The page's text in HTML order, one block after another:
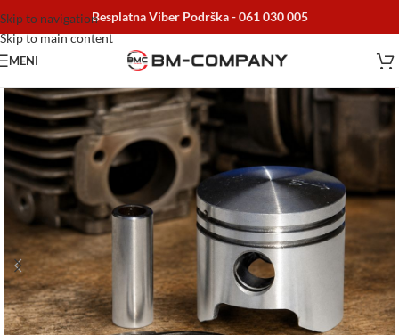
Skip to navigation
Skip to main content
Besplatna Viber Podrška -061 030 005
MENI